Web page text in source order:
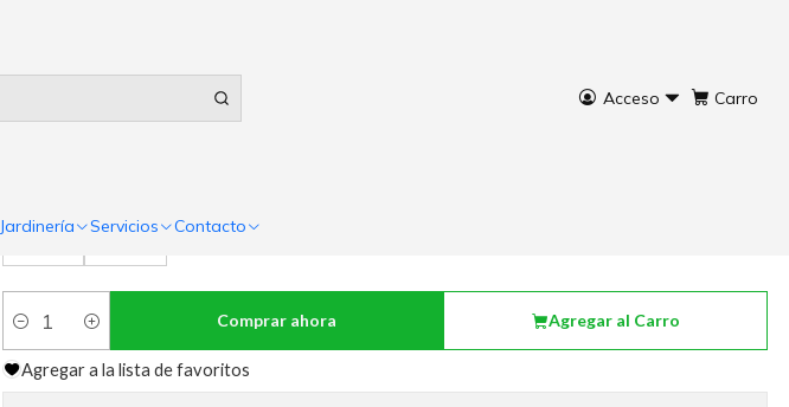
Acceso Carro
Jardinería Servicios Contacto
TAMAÑOS
Cantidad
Agregar al Carro
Comprar ahora
Agregar a la lista de favoritos